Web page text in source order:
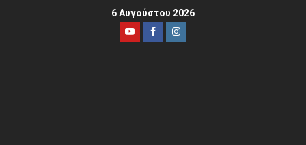
6 Αυγούστου 2026